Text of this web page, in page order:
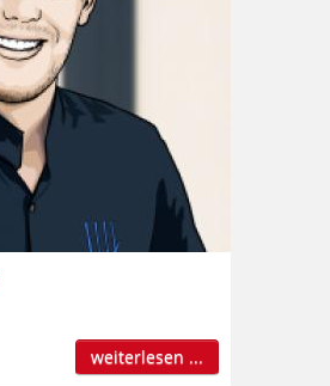
weiterlesen ...